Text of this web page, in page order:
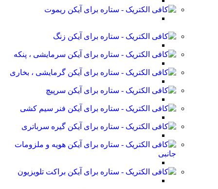
ریموت
زنگ
سرمایشی ، پنکه
گرمایشی ، بخاری
سرپیچ
فنر سیم کشی
گیره سرباتری
هویه و ملزومات
جانبی
براکت تلویزیون